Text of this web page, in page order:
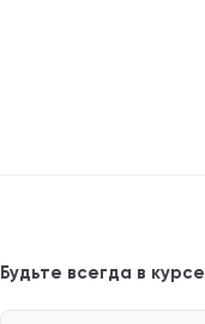
Будьте всегда в курсе